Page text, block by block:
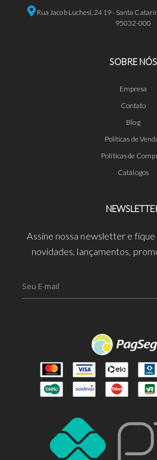
Rua Jacob Luchesi, 2419 - Santa
95032-000
SOBRE NÓS
Empresa
Contato
Blog
Políticas de
Políticas de
Catálogos
Assine nossa newsletter e
novidades, lançamentos,